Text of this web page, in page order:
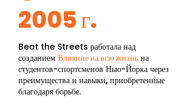
2005 г.
Beat the Streets работала над
созданием Влияние на всю жизнь на
студентов-спортсменов Нью-Йорка через
преимущества и навыки, приобретенные
благодаря борьбе.